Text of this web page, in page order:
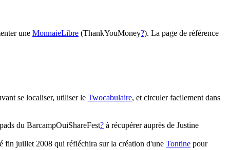
une MonnaieLibre (ThankYouMoney?). La page de référence
se localiser, utiliser le Twocabulaire, et circuler facilement dans
du BarcampOuiShareFest? à récupérer auprès de Justine
fin juillet 2008 qui réfléchira sur la création d'une Tontine pour